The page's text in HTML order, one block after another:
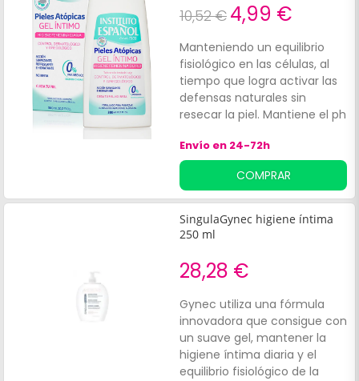
10,52 € 4,99 €
Manteniendo un equilibrio
fisiológico en las células, al
tiempo que logra activar las
defensas naturales sin
resecar la piel. Mantiene el ph
propiedades protectoras,
higiénicas, hidratantes y
refrescantes, garantizando la
eliminación de residuos
externos como la de los
comprimidos vaginales,
un agradable perfume.
Envío en 24-72h
COMPRAR
SingulaGynec higiene íntima
250 ml
28,28 €
Gynec utiliza una fórmula
innovadora que consigue con
un suave gel, mantener la
higiene íntima diaria y el
equilibrio fisiológico de la